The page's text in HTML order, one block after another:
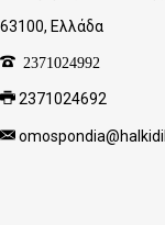
63100, Ελλάδα
2371024992
2371024692